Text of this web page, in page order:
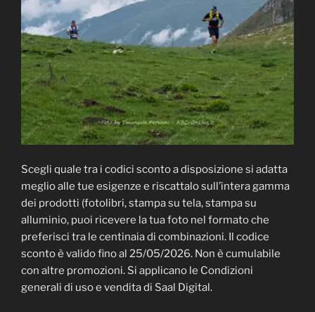
Scegli quale tra i codici sconto a disposizione si adatta
meglio alle tue esigenze e riscattalo sull’intera gamma
dei prodotti (fotolibri, stampa su tela, stampa su
alluminio, puoi ricevere la tua foto nel formato che
preferisci tra le centinaia di combinazioni. Il codice
sconto è valido fino al 25/05/2026. Non è cumulabile
con altre promozioni. Si applicano le Condizioni
generali di uso e vendita di Saal Digital.